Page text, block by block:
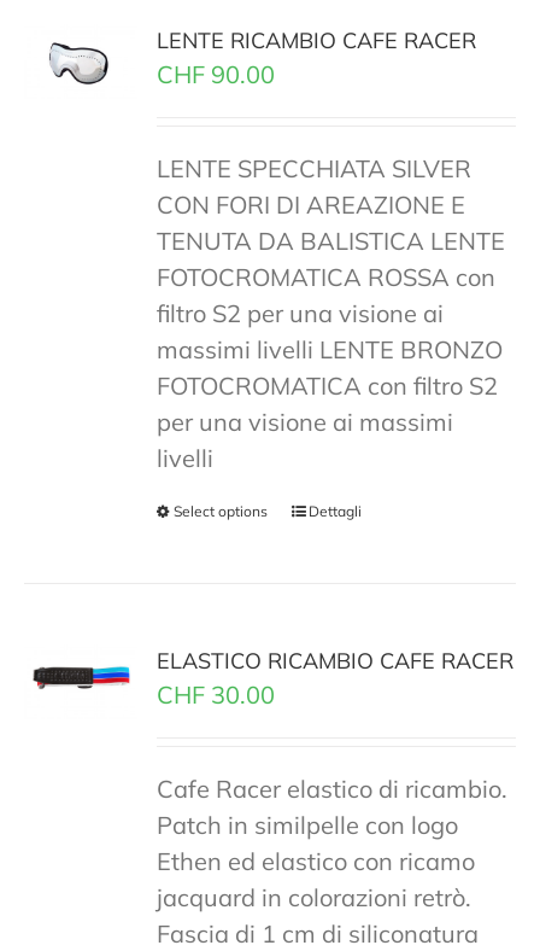
LENTE RICAMBIO CAFE RACER
CHF 90.00
LENTE SPECCHIATA SILVER
CON FORI DI AREAZIONE E
TENUTA DA BALISTICA LENTE
FOTOCROMATICA ROSSA con
filtro S2 per una visione ai
massimi livelli LENTE BRONZO
FOTOCROMATICA con filtro S2
per una visione ai massimi
livelli
Select options Dettagli
ELASTICO RICAMBIO CAFE RACER
CHF 30.00
Cafe Racer elastico di ricambio.
Patch in similpelle con logo
Ethen ed elastico con ricamo
jacquard in colorazioni retrò.
Fascia di 1 cm di siliconatura